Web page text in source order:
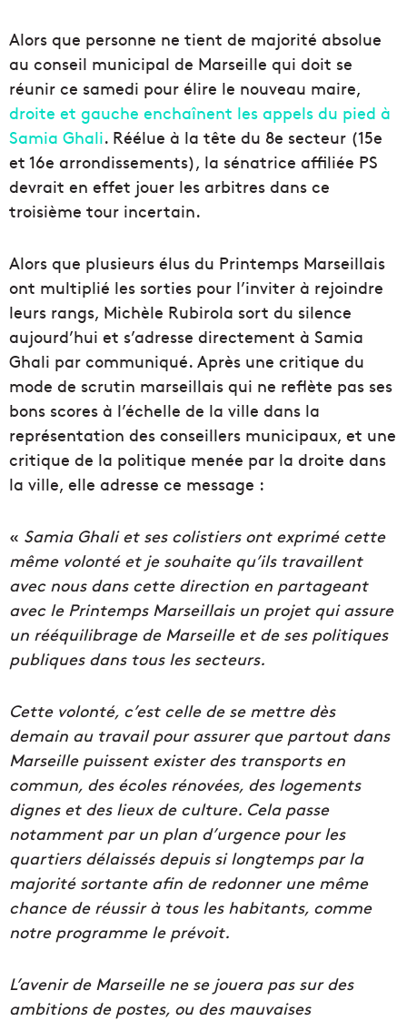
Alors que personne ne tient de majorité absolue
au conseil municipal de Marseille qui doit se
réunir ce samedi pour élire le nouveau maire,
droite et gauche enchaînent les appels du pied à
Samia Ghali. Réélue à la tête du 8e secteur (15e
et 16e arrondissements), la sénatrice affiliée PS
devrait en effet jouer les arbitres dans ce
troisième tour incertain.
Alors que plusieurs élus du Printemps Marseillais
ont multiplié les sorties pour l’inviter à rejoindre
leurs rangs, Michèle Rubirola sort du silence
aujourd’hui et s’adresse directement à Samia
Ghali par communiqué. Après une critique du
mode de scrutin marseillais qui ne reflète pas ses
bons scores à l’échelle de la ville dans la
représentation des conseillers municipaux, et une
critique de la politique menée par la droite dans
la ville, elle adresse ce message :
« Samia Ghali et ses colistiers ont exprimé cette
même volonté et je souhaite qu’ils travaillent
avec nous dans cette direction en partageant
avec le Printemps Marseillais un projet qui assure
un rééquilibrage de Marseille et de ses politiques
publiques dans tous les secteurs.
Cette volonté, c’est celle de se mettre dès
demain au travail pour assurer que partout dans
Marseille puissent exister des transports en
commun, des écoles rénovées, des logements
dignes et des lieux de culture. Cela passe
notamment par un plan d’urgence pour les
quartiers délaissés depuis si longtemps par la
majorité sortante afin de redonner une même
chance de réussir à tous les habitants, comme
notre programme le prévoit.
L’avenir de Marseille ne se jouera pas sur des
ambitions de postes, ou des mauvaises